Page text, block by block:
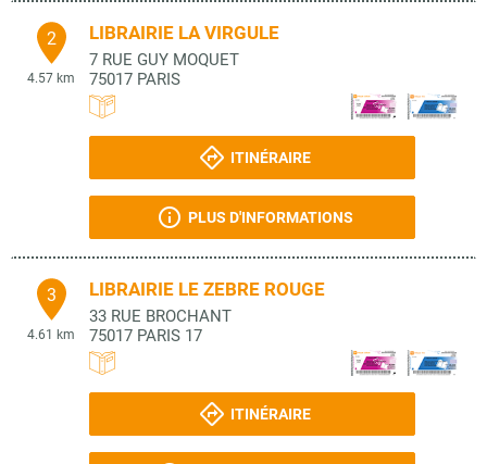
2
4.57 km
LIBRAIRIE LA VIRGULE
7 RUE GUY MOQUET
75017 PARIS
ITINÉRAIRE
PLUS D'INFORMATIONS
3
4.61 km
LIBRAIRIE LE ZEBRE ROUGE
33 RUE BROCHANT
75017 PARIS 17
ITINÉRAIRE